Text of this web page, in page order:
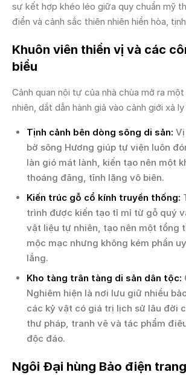
sự kết hợp khéo léo giữa quy chuẩn mỹ
điển và cảnh sắc thiên nhiên hiền hòa,
Khuôn viên thiền vị và các
biểu
Cảnh quan nội tự của nhà chùa mở ra
nhiên, dắt dẫn hành giả vào cảnh giới xả
Tịnh cảnh bên dòng sông di sản:
bờ sông Hương giúp tự viện luôn
làn gió mát lành, kiến tạo nên một
thoáng đãng, tĩnh lặng vô biên.
Kiến trúc gỗ cổ kính truyền thống:
trình được kiến tạo tỉ mỉ từ gỗ quý
vật liệu tự nhiên, tạo nên một tổng
mộc mạc nhưng không kém phần
lắng.
Kho tàng trân tàng di sản dân tộc:
Nghiêm hiện là nơi lưu giữ nhiều
các kỷ vật có giá trị lịch sử lâu đời
thư pháp, tranh vẽ và tác phẩm
độc đáo.
Ngôi Đại hùng Bảo điện